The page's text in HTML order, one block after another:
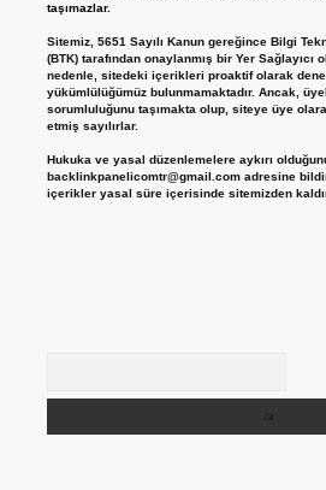
taşımazlar.
Sitemiz, 5651 Sayılı Kanun gereğince Bilgi
(BTK) tarafından onaylanmış bir Yer
nedenle, sitedeki içerikleri proaktif olarak
yükümlülüğümüz bulunmamaktadır. Ancak,
sorumluluğunu taşımakta olup, siteye üye
etmiş sayılırlar.
Hukuka ve yasal düzenlemelere aykırı
backlinkpanelicomtr@gmail.comadresine
içerikler yasal süre içerisinde sitemizden